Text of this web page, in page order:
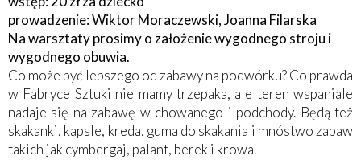
prowadzenie: Wiktor Moraczewski, Joanna Filarska
Na warsztaty prosimy o założenie wygodnego stroju i
wygodnego obuwia.
Co może być lepszego od zabawy na podwórku? Co prawda
w Fabryce Sztuki nie mamy trzepaka, ale teren wspaniale
nadaje się na zabawę w chowanego i podchody. Będą też
skakanki, kapsle, kreda, guma do skakania i mnóstwo zabaw
takich jak cymbergaj, palant, berek i krowa.